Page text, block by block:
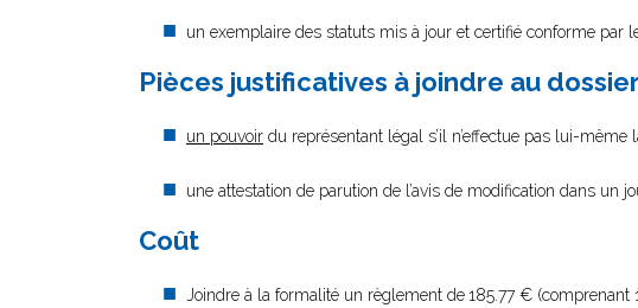
un exemplaire des statuts mis à jour et certifié conforme par
Pièces justificatives à joindre au dossier
un pouvoir du représentant légal s’il n’effectue pas lui-même
une attestation de parution de l’avis de modification dans un
Coût
Joindre à la formalité un règlement de185.77 € (comprenant